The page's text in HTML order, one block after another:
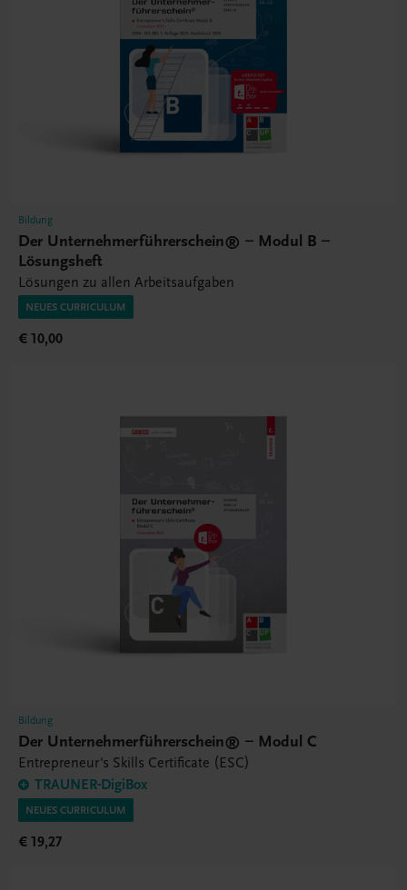
Bildung
Der Unternehmerführerschein® – Modul B –
Lösungsheft
Lösungen zu allen Arbeitsaufgaben
NEUES CURRICULUM
€ 10,00
Bildung
Der Unternehmerführerschein® – Modul C
Entrepreneur's Skills Certificate (ESC)
TRAUNER-DigiBox
NEUES CURRICULUM
€ 19,27